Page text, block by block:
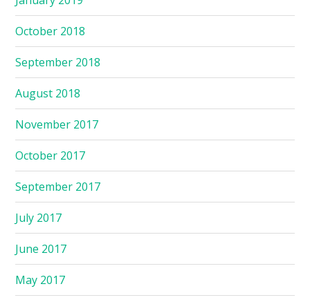
October 2018
September 2018
August 2018
November 2017
October 2017
September 2017
July 2017
June 2017
May 2017